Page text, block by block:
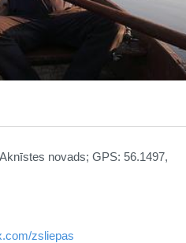
novads; GPS: 56.1497,
zsliepas